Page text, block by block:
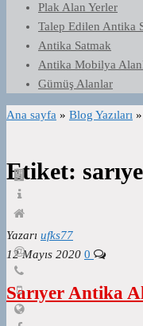
Plak Alan Yerler
Talep Edilen Antika
Antika Satmak
Antika Mobilya
Gümüş Alanlar
Ana sayfa » Blog Yazıları »
Etiket:
Yazarı ufks77
12 Mayıs 2020 0
Sarıyer Antika